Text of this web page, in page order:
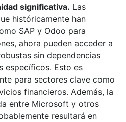
significativa. Las
históricamente han
SAP y Odoo para
ahora pueden acceder a
sin dependencias
específicos. Esto es
para sectores clave como
financieros. Además, la
entre Microsoft y otros
resultará en